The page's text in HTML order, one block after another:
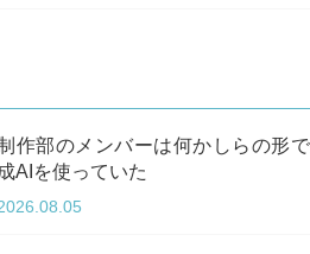
作部のメンバーは何かしらの形
成AIを使っていた